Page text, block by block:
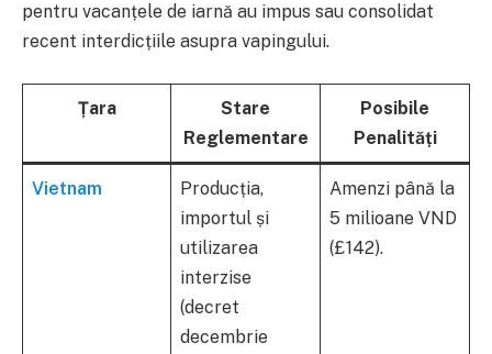
pentru vacanțele de iarnă au impus sau consolidat
recent interdicțiile asupra vapingului.
Țara
Stare
Reglementare
Posibile
Penalități
Vietnam
Producția,
importul și
utilizarea
interzise
(decret
decembrie
Amenzi până la
5 milioane VND
(£142).